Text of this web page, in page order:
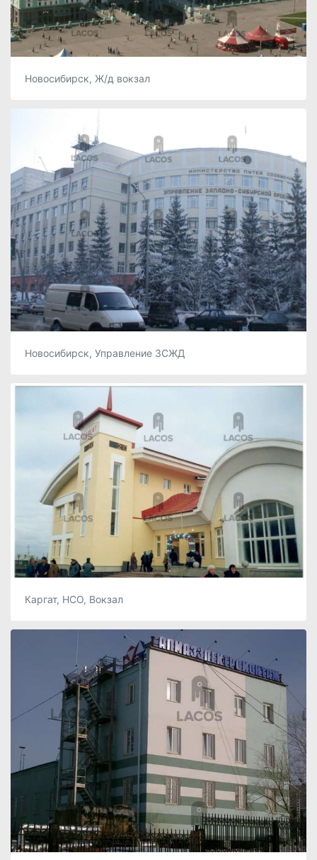
Новосибирск, Ж/д вокзал
Новосибирск, Управление ЗСЖД
Каргат, НСО, Вокзал